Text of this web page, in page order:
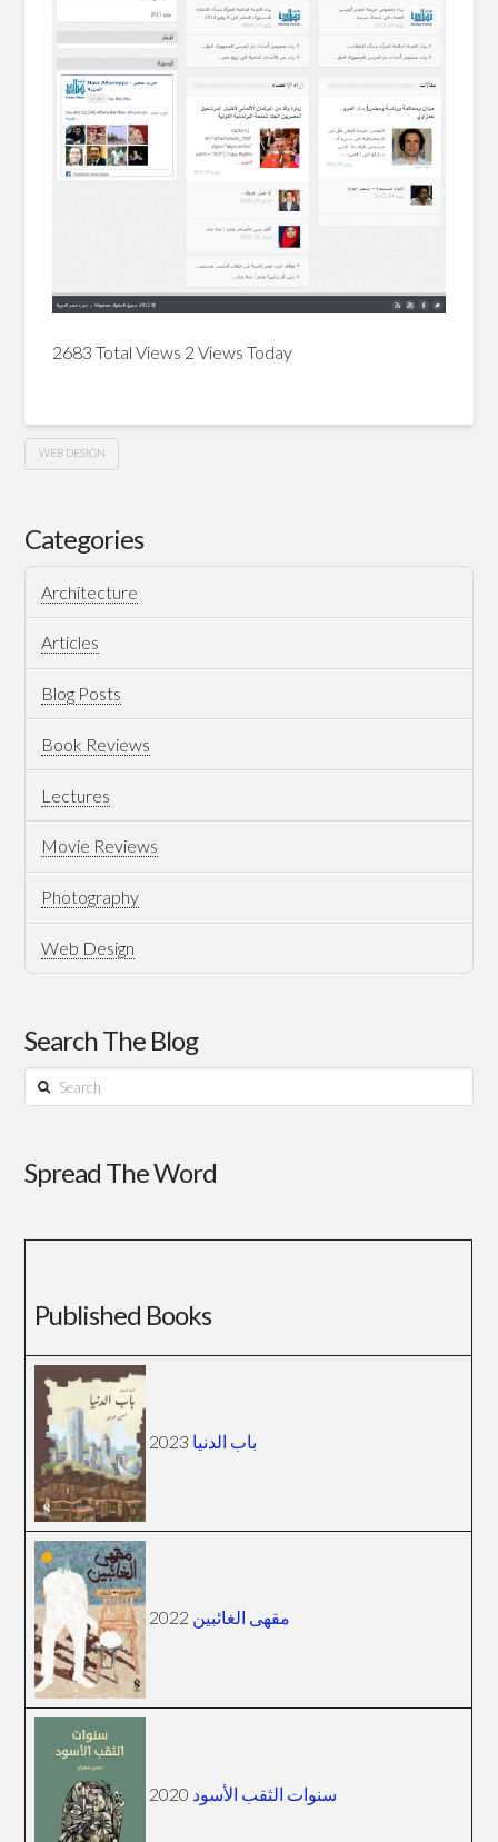
2683 Total Views 2 Views Today
WEB DESIGN
AlHureyya
Party
website06.25.2011
Categories
Architecture
Articles
Blog Posts
Book Reviews
Lectures
Movie Reviews
Photography
Web Design
Search The Blog
Search
Spread The Word
Published Books
باب الدنيا
مقهى الغائبين
سنوات الثقب الأسود